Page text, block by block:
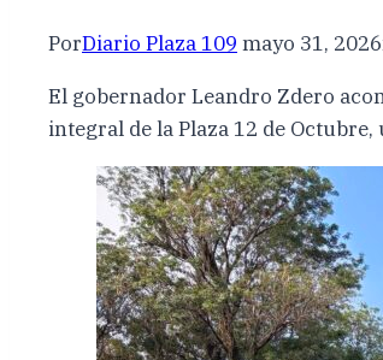
PorDiario Plaza 109 mayo 31, 2026
El gobernador Leandro Zdero
integral de la Plaza 12 de